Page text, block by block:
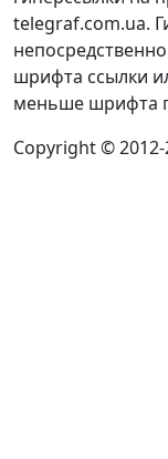
telegraf.com.ua.
шрифта ссылки
меньше шрифта
Copyright ©